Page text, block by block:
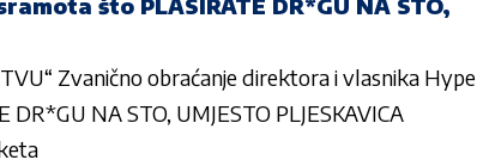
Zvanično obraćanje direktora i vlasnika Hype
NA STO, UMJESTO PLJESKAVICA